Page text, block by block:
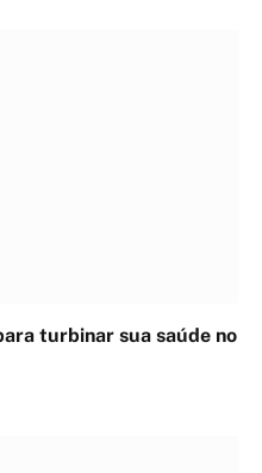
turbinar sua saúde no